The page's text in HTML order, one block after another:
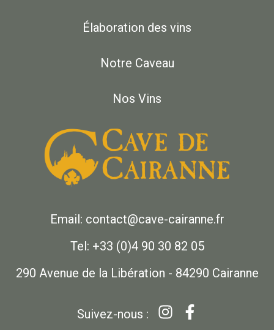
Élaboration des vins
Notre Caveau
Nos Vins
Email: contact@cave-cairanne.fr
Tel: +33 (0)4 90 30 82 05
290 Avenue de la Libération - 84290 Cairanne
Suivez-nous :